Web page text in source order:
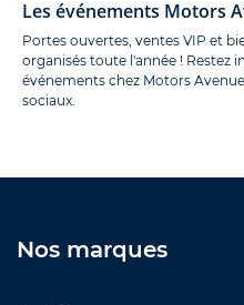
Les événements Motors
Portes ouvertes, ventes VIP et
organisés toute l'année ! Restez
événements chez Motors
sociaux.
Nos marques